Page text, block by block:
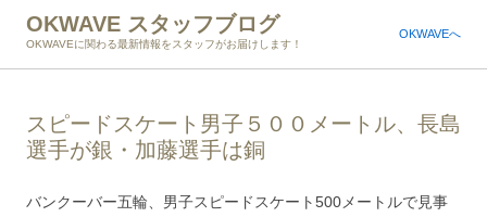
OKWAVE スタッフブログ
OKWAVEに関わる最新情報をスタッフがお届けします！
OKWAVEへ
スピードスケート男子５００メートル、長島
選手が銀・加藤選手は銅
バンクーバー五輪、男子スピードスケート500メートルで見事